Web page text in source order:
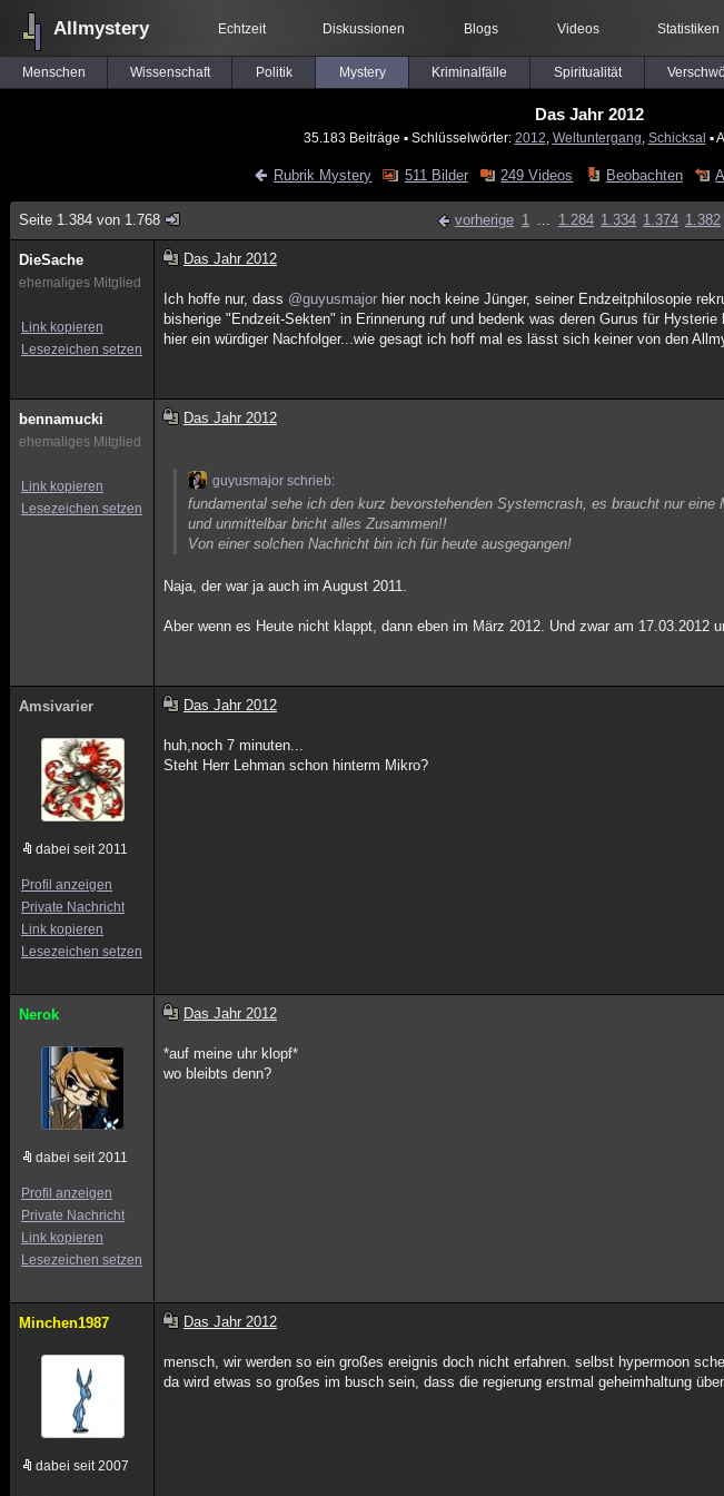
Allmystery Echtzeit Diskussionen Blogs Videos Statistiken
Menschen Wissenschaft Politik Mystery Kriminalfälle Spiritualität
Das Jahr 2012
35.183 Beiträge ▪ Schlüsselwörter: 2012 Weltuntergang Schicksal ▪
Rubrik Mystery 511 Bilder 249 Videos Beobachten
Seite 1.384 von 1.768 vorherige 1 ... 1.284 1.334 1.374 1.382
DieSache
ehemaliges Mitglied
Link kopieren
Lesezeichen setzen
Das Jahr 2012
Ich hoffe nur, dass @guyusmajor hier noch keine Jünger, seiner Endzeitphilosopie
bisherige "Endzeit-Sekten" in Erinnerung ruf und bedenk was deren Gurus für
hier ein würdiger Nachfolger...wie gesagt ich hoff mal es lässt sich keiner von den
bennamucki
ehemaliges Mitglied
Link kopieren
Lesezeichen setzen
Das Jahr 2012
guyusmajor schrieb:
fundamental sehe ich den kurz bevorstehenden Systemcrash, es braucht nur
und unmittelbar bricht alles Zusammen!!
Von einer solchen Nachricht bin ich für heute ausgegangen!
Naja, der war ja auch im August 2011.
Aber wenn es Heute nicht klappt, dann eben im März 2012. Und zwar am 17.03.2012
Amsivarier
dabei seit 2011
Profil anzeigen
Private Nachricht
Link kopieren
Lesezeichen setzen
Das Jahr 2012
huh,noch 7 minuten...
Steht Herr Lehman schon hinterm Mikro?
Nerok
dabei seit 2011
Profil anzeigen
Private Nachricht
Link kopieren
Lesezeichen setzen
Das Jahr 2012
*auf meine uhr klopf*
wo bleibts denn?
Minchen1987
dabei seit 2007
Das Jahr 2012
mensch, wir werden so ein großes ereignis doch nicht erfahren. selbst hypermoon
da wird etwas so großes im busch sein, dass die regierung erstmal geheimhaltung